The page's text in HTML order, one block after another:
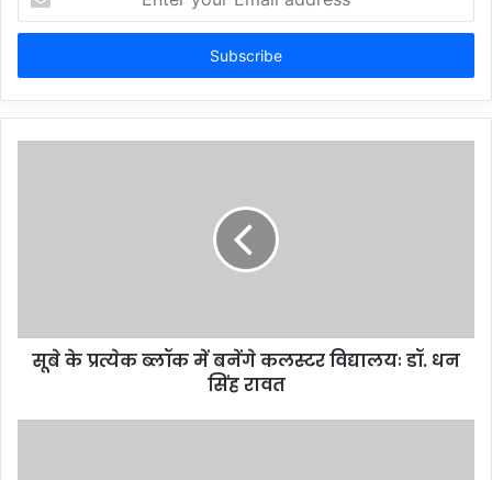
your
Email
सूबे के प्रत्येक ब्लॉक में बनेंगे कलस्टर विद्यालयः डॉ. धन
सिंह रावत